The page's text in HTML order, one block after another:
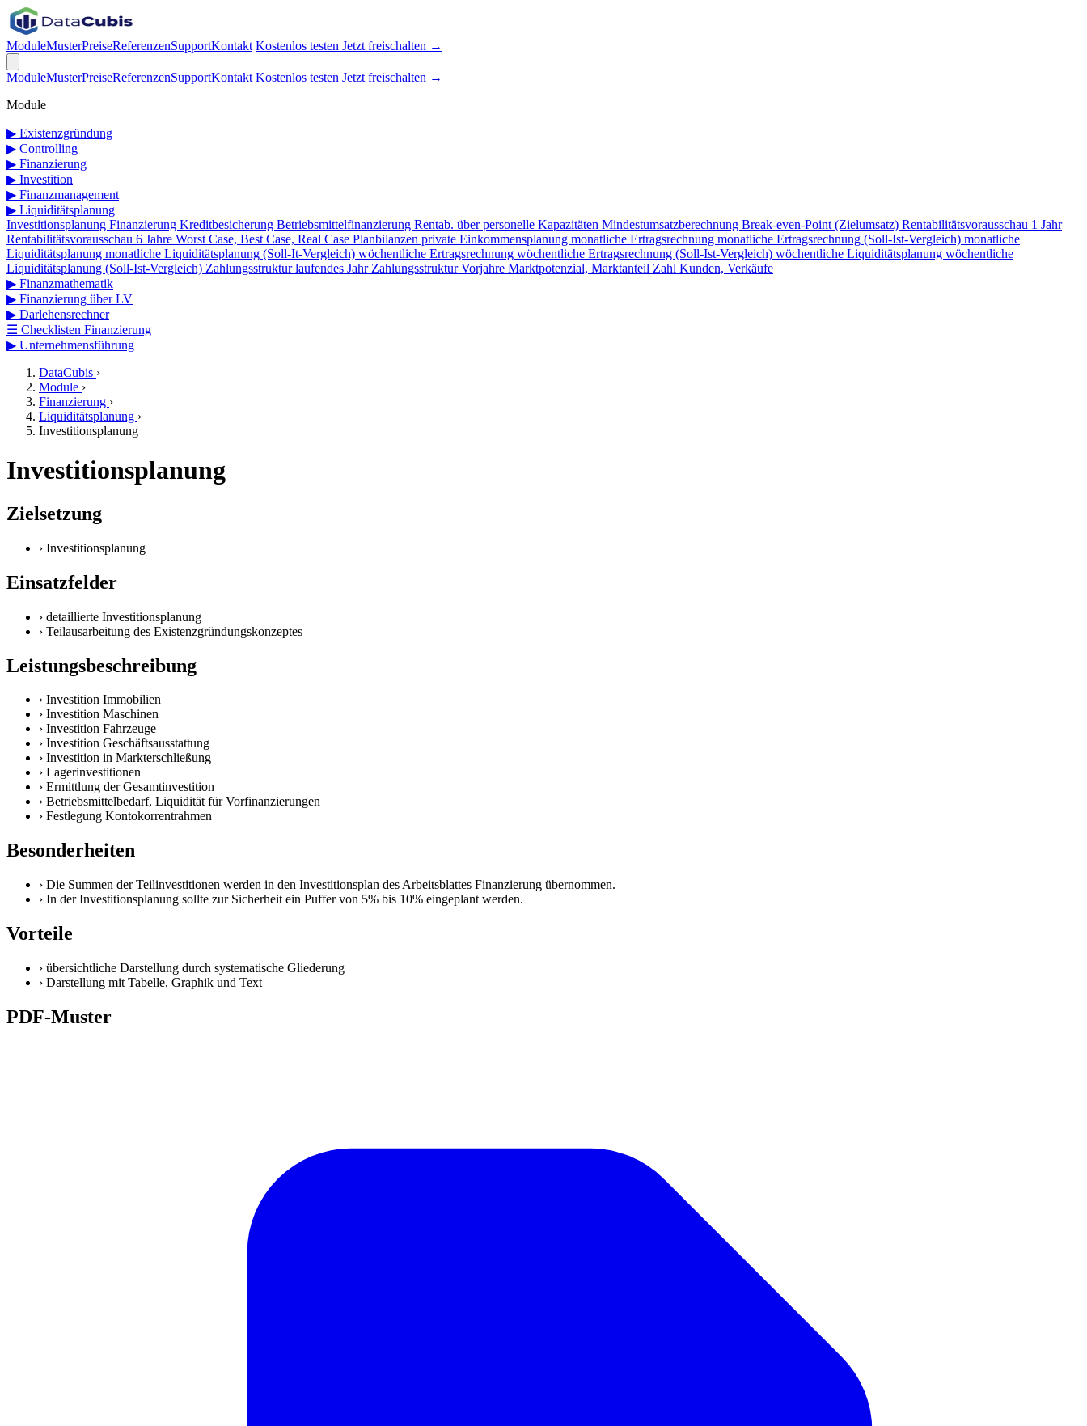
ModuleMusterPreiseReferenzenSupportKontakt Kostenlos testen Jetzt freischalten →
ModuleMusterPreiseReferenzenSupportKontakt Kostenlos testen Jetzt freischalten →
Module
▶ Existenzgründung
▶ Controlling
▶ Finanzierung
▶ Investition
▶ Finanzmanagement
▶ Liquiditätsplanung
Investitionsplanung Finanzierung Kreditbesicherung Betriebsmittelfinanzierung Rentab. über personelle Kapazitäten Mindestumsatzberechnung Break-even-Point (Zielumsatz) Rentabilitätsvorausschau 1 Jahr
Rentabilitätsvorausschau 6 Jahre Worst Case, Best Case, Real Case Planbilanzen private Einkommensplanung monatliche Ertragsrechnung monatliche Ertragsrechnung (Soll-Ist-Vergleich) monatliche
Liquiditätsplanung monatliche Liquiditätsplanung (Soll-It-Vergleich) wöchentliche Ertragsrechnung wöchentliche Ertragsrechnung (Soll-Ist-Vergleich) wöchentliche Liquiditätsplanung wöchentliche
Liquiditätsplanung (Soll-Ist-Vergleich) Zahlungsstruktur laufendes Jahr Zahlungsstruktur Vorjahre Marktpotenzial, Marktanteil Zahl Kunden, Verkäufe
▶ Finanzmathematik
▶ Finanzierung über LV
▶ Darlehensrechner
☰ Checklisten Finanzierung
▶ Unternehmensführung
DataCubis ›
Module ›
Finanzierung ›
Liquiditätsplanung ›
Investitionsplanung
Investitionsplanung
Zielsetzung
› Investitionsplanung
Einsatzfelder
› detaillierte Investitionsplanung
› Teilausarbeitung des Existenzgründungskonzeptes
Leistungsbeschreibung
› Investition Immobilien
› Investition Maschinen
› Investition Fahrzeuge
› Investition Geschäftsausstattung
› Investition in Markterschließung
› Lagerinvestitionen
› Ermittlung der Gesamtinvestition
› Betriebsmittelbedarf, Liquidität für Vorfinanzierungen
› Festlegung Kontokorrentrahmen
Besonderheiten
› Die Summen der Teilinvestitionen werden in den Investitionsplan des Arbeitsblattes Finanzierung übernommen.
› In der Investitionsplanung sollte zur Sicherheit ein Puffer von 5% bis 10% eingeplant werden.
Vorteile
› übersichtliche Darstellung durch systematische Gliederung
› Darstellung mit Tabelle, Graphik und Text
PDF-Muster